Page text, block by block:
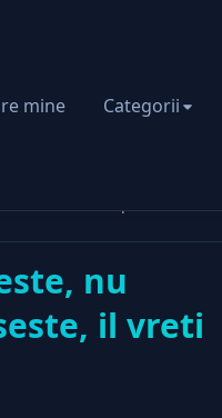
mine Categorii
nu
il vreti